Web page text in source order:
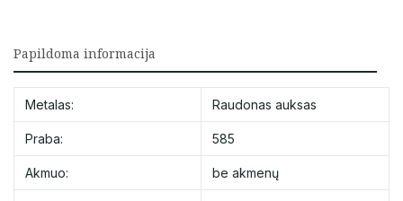
Papildoma informacija
Metalas: Raudonas auksas
Praba: 585
Akmuo: be akmenų